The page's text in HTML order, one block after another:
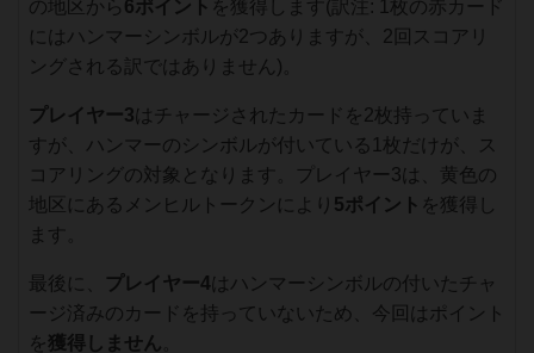
の地区から 6ポイント を獲得します(訳注: 1枚の赤カード
にはハンマーシンボルが2つありますが、2回スコアリ
ングされる訳ではありません)。
プレイヤー3はチャージされたカードを2枚持っていま
すが、ハンマーのシンボルが付いている1枚だけが、ス
コアリングの対象となります。プレイヤー3は、黄色の
地区にあるメンヒルトークンにより 5ポイント を獲得し
ます。
最後に、 プレイヤー4 はハンマーシンボルの付いたチャ
ージ済みのカードを持っていないため、今回はポイント
を獲得しません